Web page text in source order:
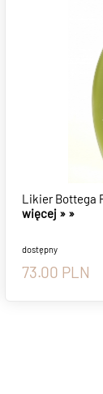
Likier Bottega
więcej » »
dostępny
73.00 PLN